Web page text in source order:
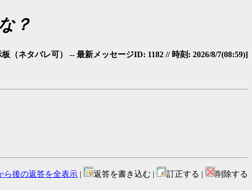
？
（ネタバレ可） -- 最新メッセージID: 1182 // 時刻: 2026/8/7(08:59)]
ら後の返答を全表示 | 返答を書き込む | 訂正する | 削除する